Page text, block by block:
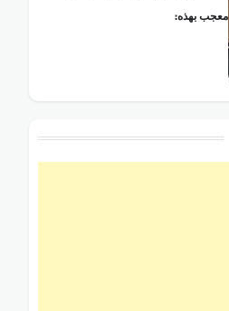
معجب بهذه: